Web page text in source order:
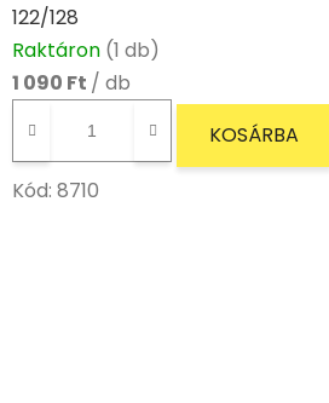
122/128
Raktáron (1 db)
1 090 Ft / db
KOSÁRBA
Kód: 8710